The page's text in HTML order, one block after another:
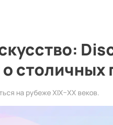
столичных
на рубеже XIX–XX веков.